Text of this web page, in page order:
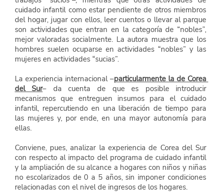
cuidado infantil como estar pendiente de otros miembros
del hogar, jugar con ellos, leer cuentos o llevar al parque
son actividades que entran en la categoría de “nobles”,
mejor valoradas socialmente. La autora muestra que los
hombres suelen ocuparse en actividades “nobles” y las
mujeres en actividades “sucias”.
La experiencia internacional –particularmente la de Corea
del Sur– da cuenta de que es posible introducir
mecanismos que entreguen insumos para el cuidado
infantil, repercutiendo en una liberación de tiempo para
las mujeres y, por ende, en una mayor autonomía para
ellas.
Conviene, pues, analizar la experiencia de Corea del Sur
con respecto al impacto del programa de cuidado infantil
y la ampliación de su alcance a hogares con niños y niñas
no escolarizados de 0 a 5 años, sin imponer condiciones
relacionadas con el nivel de ingresos de los hogares.